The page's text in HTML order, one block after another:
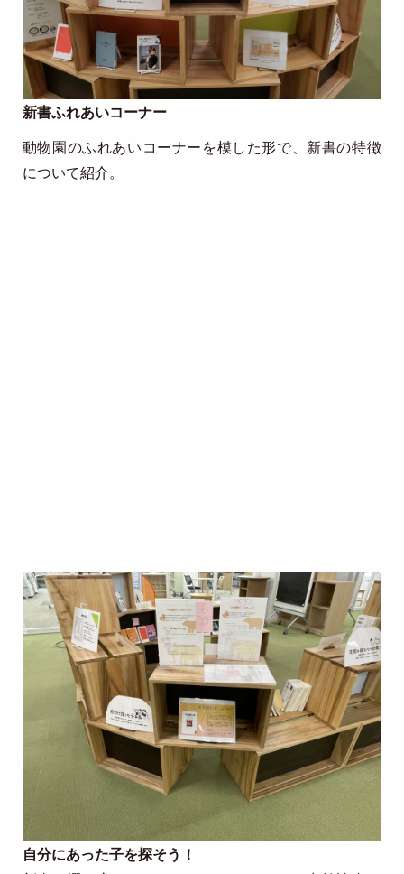
新書ふれあいコーナー
動物園のふれあいコーナーを模した形で、新書の特徴
について紹介。
Image
自分にあった子を探そう！